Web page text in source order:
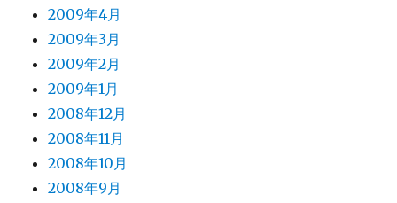
2009年4月
2009年3月
2009年2月
2009年1月
2008年12月
2008年11月
2008年10月
2008年9月